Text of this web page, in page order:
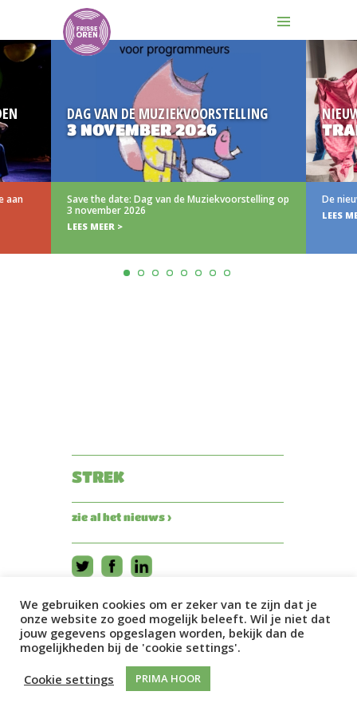
aan
DAG VAN DE MUZIEKVOORSTELLING
3 NOVEMBER 2026
Save the date: Dag van de Muziekvoorstelling op
3 november 2026
LEES MEER >
De
LEES
STREK
zie al het nieuws ›
We gebruiken cookies om er zeker van te zijn dat je
onze website zo goed mogelijk beleeft. Wil je niet dat
jouw gegevens opgeslagen worden, bekijk dan de
mogelijkheden bij de 'cookie settings'.
Cookie settings
PRIMA HOOR